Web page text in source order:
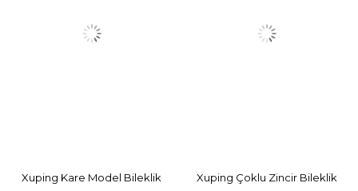
Xuping Kare Model Bileklik Xuping Çoklu Zincir Bileklik